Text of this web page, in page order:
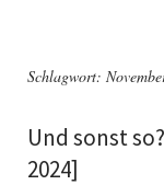
Schlagwort:
Und sonst
2024]